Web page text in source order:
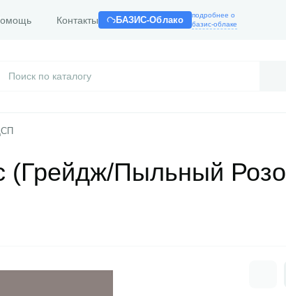
Контакты БАЗИС-Облако
подробнее о
базис-облаке
(Грейдж/Пыльный